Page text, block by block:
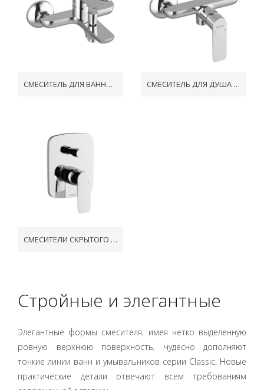
СМЕСИТЕЛЬ ДЛЯ ВАННЫ CLASSIC СМЕСИТЕЛЬ ДЛЯ ДУША CLASSIC
СМЕСИТЕЛИ СКРЫТОГО МОНТАЖА CLASSIC
Стройные и элегантные
Элегантные формы смесителя, имея четко выделенную
ровную верхнюю поверхность, чудесно дополняют
тонкие линии ванн и умывальников серии Classic. Новые
практические детали отвечают всем требованиям